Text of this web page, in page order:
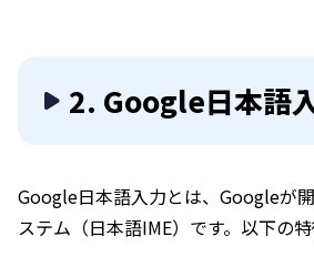
2. Google日本語
Google日本語入力とは、Googleが
ステム（日本語IME）です。以下の特